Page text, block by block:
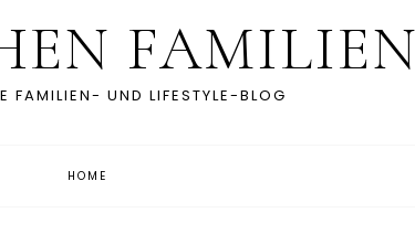
FAMILIEN- UND LIFESTYLE-BLOG
HOME